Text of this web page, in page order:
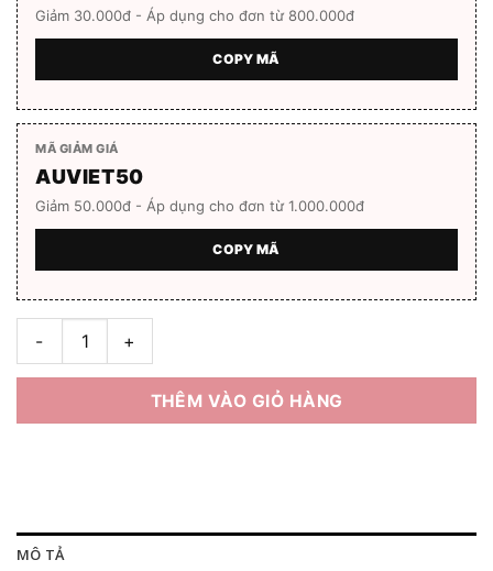
Giảm 30.000đ - Áp dụng cho đơn từ 800.000đ
COPY MÃ
MÃ GIẢM GIÁ
AUVIET50
Giảm 50.000đ - Áp dụng cho đơn từ 1.000.000đ
COPY MÃ
Gọng kính Orihana 60124 Hàng chính hãng Full box số lượng
THÊM VÀO GIỎ HÀNG
MÔ TẢ